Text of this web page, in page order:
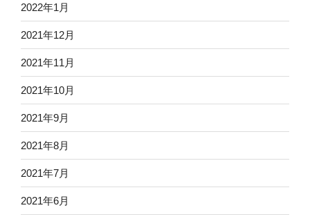
2022年1月
2021年12月
2021年11月
2021年10月
2021年9月
2021年8月
2021年7月
2021年6月